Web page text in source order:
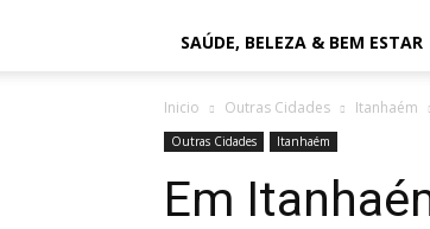
SAÚDE, BELEZA & BEM ESTAR
Inicio Outras Cidades Itanhaém
Outras Cidades Itanhaém
Em